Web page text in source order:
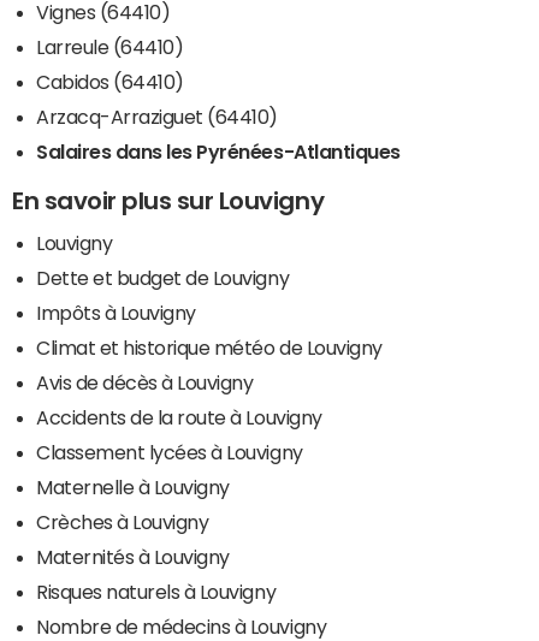
Vignes (64410)
Larreule (64410)
Cabidos (64410)
Arzacq-Arraziguet (64410)
Salaires dans les Pyrénées-Atlantiques
En savoir plus sur Louvigny
Louvigny
Dette et budget de Louvigny
Impôts à Louvigny
Climat et historique météo de Louvigny
Avis de décès à Louvigny
Accidents de la route à Louvigny
Classement lycées à Louvigny
Maternelle à Louvigny
Crèches à Louvigny
Maternités à Louvigny
Risques naturels à Louvigny
Nombre de médecins à Louvigny